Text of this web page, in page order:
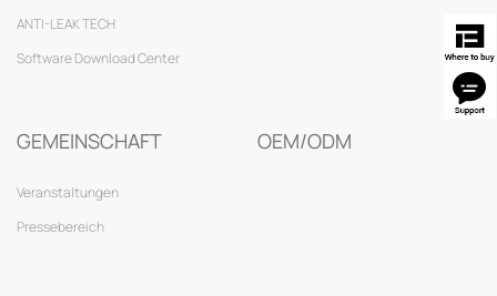
ANTI-LEAK TECH
Software Download Center
GEMEINSCHAFT
Veranstaltungen
Pressebereich
OEM/ODM